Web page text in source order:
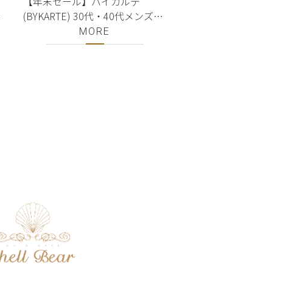
(BYKARTE) 30代・40代メンズ・
男性におすすめ シャンプー・ト
リートメント 10%OFF＋送料無
MORE